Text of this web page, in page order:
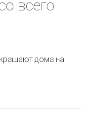
всего
дома на